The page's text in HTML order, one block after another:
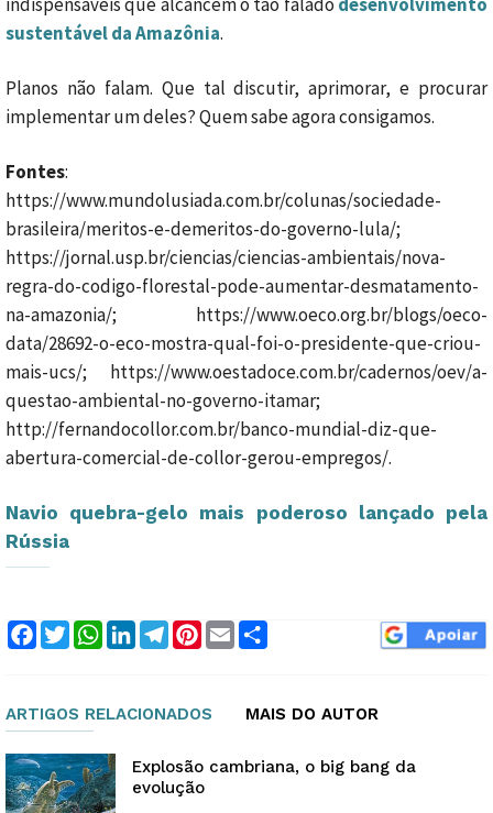
sustentável da Amazônia.
Planos não falam. Que tal discutir, aprimorar, e procurar
implementar um deles? Quem sabe agora consigamos.
Fontes:
https://www.mundolusiada.com.br/colunas/sociedade-
brasileira/meritos-e-demeritos-do-governo-lula/;
https://jornal.usp.br/ciencias/ciencias-ambientais/nova-
regra-do-codigo-florestal-pode-aumentar-desmatamento-
na-amazonia/; https://www.oeco.org.br/blogs/oeco-
data/28692-o-eco-mostra-qual-foi-o-presidente-que-criou-
mais-ucs/; https://www.oestadoce.com.br/cadernos/oev/a-
questao-ambiental-no-governo-itamar;
http://fernandocollor.com.br/banco-mundial-diz-que-
abertura-comercial-de-collor-gerou-empregos/.
Navio quebra-gelo mais poderoso lançado pela
Rússia
Facebook
TwitterWhatsApp
LinkedInTelegram
Pinterest
Email
ARTIGOS RELACIONADOS MAIS DO AUTOR
Explosão cambriana, o big bang da
evolução